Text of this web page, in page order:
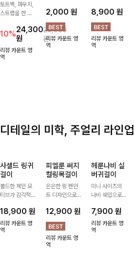
토트백, 파우치,
스트랩을 한 번
ITEM활용도 높
게 어디에든 다
양하게 즐겨주세
요 ;)
10%24,300
원
26,900
원
리뷰 카운트 영
역
음도 당당해지세
요:-)
2,000 원
리뷰 카운트 영
역
에 자연스럽게
어우러지는 볼
캡!베이직한 컬
러와 깔끔한 쉐
입으로 캐주얼부
8,900원
리뷰 카운트 영
역
디테일의 미학, 주얼리 라인업
사셀드 링귀
걸이
볼드한 체인 모
티브가 감각적인
는 귀걸이- 심플
하면서도 존재감
있는 디자인으로
18,900 원
리뷰 카운트 영
역
피엘룬 써지
컬링목걸이
은은한 링 펜던
트 디자인으로
써지컬스틸 소재
로 변색 걱정 없
이 데일리로 착
용하기 좋아요-
12,900 원
리뷰 카운트 영
역
헤룬나비 실
버귀걸이
미니 사이즈의
나비 쉐입으로
내어줄 이어링,
과하지 않은 포
인트가 되어줘
7,900원
리뷰 카운트 영
역